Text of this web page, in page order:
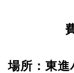
場所：東